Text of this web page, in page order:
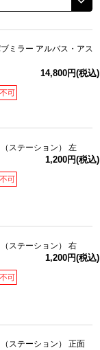
ミラー アルバス・アス
14,800円(税込)
ステーション） 左
1,200円(税込)
ステーション） 右
1,200円(税込)
ステーション） 正面